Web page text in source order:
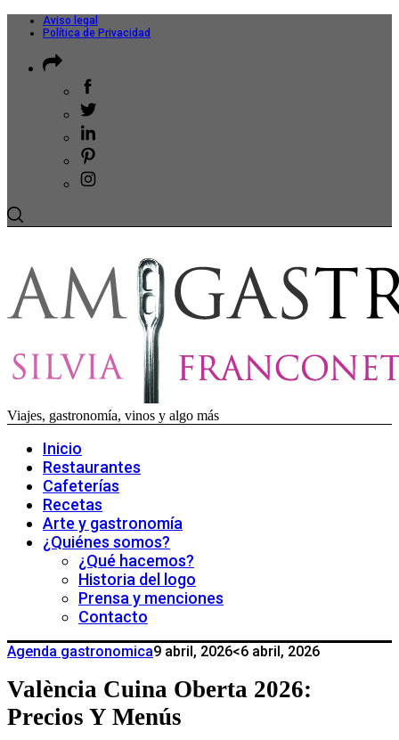
Aviso legal
Política de Privacidad
Viajes, gastronomía, vinos y algo más
Inicio
Restaurantes
Cafeterías
Recetas
Arte y gastronomía
¿Quiénes somos?
¿Qué hacemos?
Historia del logo
Prensa y menciones
Contacto
Agenda gastronomica9 abril, 2026<6 abril, 2026
València Cuina Oberta 2026:
Precios Y Menús